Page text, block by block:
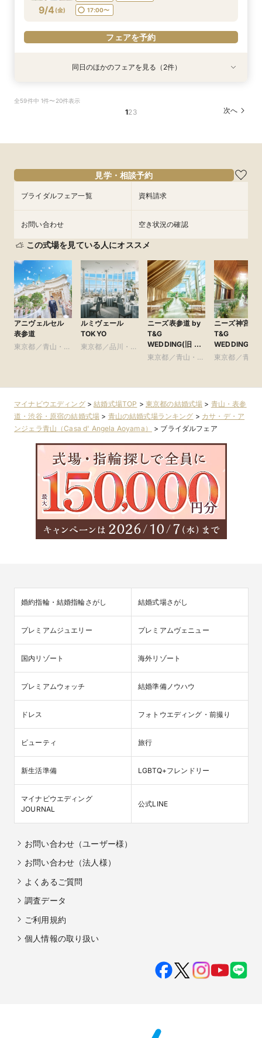
フェアを予約
フェアを予約
9/4 (金)
17:00〜
フェアを予約
衣装試着 特典あり
9/4
じっくり相談会
フェアを予約
特典あり
9/4
の形◇LGBT検定取得の専属スタッフがご案内◇
黒毛和牛4万試食付
12:00〜
14:00〜
フェアを予約
同日のほかのフェアを見る（2件）
全59件中 1件〜20件表示
123 次へ
見学・相談予約
ブライダルフェア一覧 資料請求
お問い合わせ 空き状況の確認
この式場を見ている人にオススメ
アニヴェルセル
表参道
東京都／青山・表
ルミヴェール
TOKYO
東京都／品川・目
ニーズ表参道 by
T&G
WEDDING(旧 表
参道TERRACE)
東京都／青山・表
ニーズ神宮前
T&G
WEDDING(旧
ルモニーソル
東京都／青山
マイナビウエディング>結婚式場TOP > 東京都の結婚式場 > 青山・表参
道・渋谷・原宿の結婚式場 > 青山の結婚式場ランキング > カサ・デ・ア
ンジェラ青山（Casa d' Angela Aoyama）
> ブライダルフェア
婚約指輪・結婚指輪さがし 結婚式場さがし
プレミアムジュエリー プレミアムヴェニュー
国内リゾート 海外リゾート
プレミアムウォッチ 結婚準備ノウハウ
ドレス フォトウエディング・前撮り
ビューティ 旅行
新生活準備 LGBTQ+フレンドリー
マイナビウエディング
JOURNAL
公式LINE
お問い合わせ（ユーザー様）
お問い合わせ（法人様）
よくあるご質問
調査データ
ご利用規約
個人情報の取り扱い